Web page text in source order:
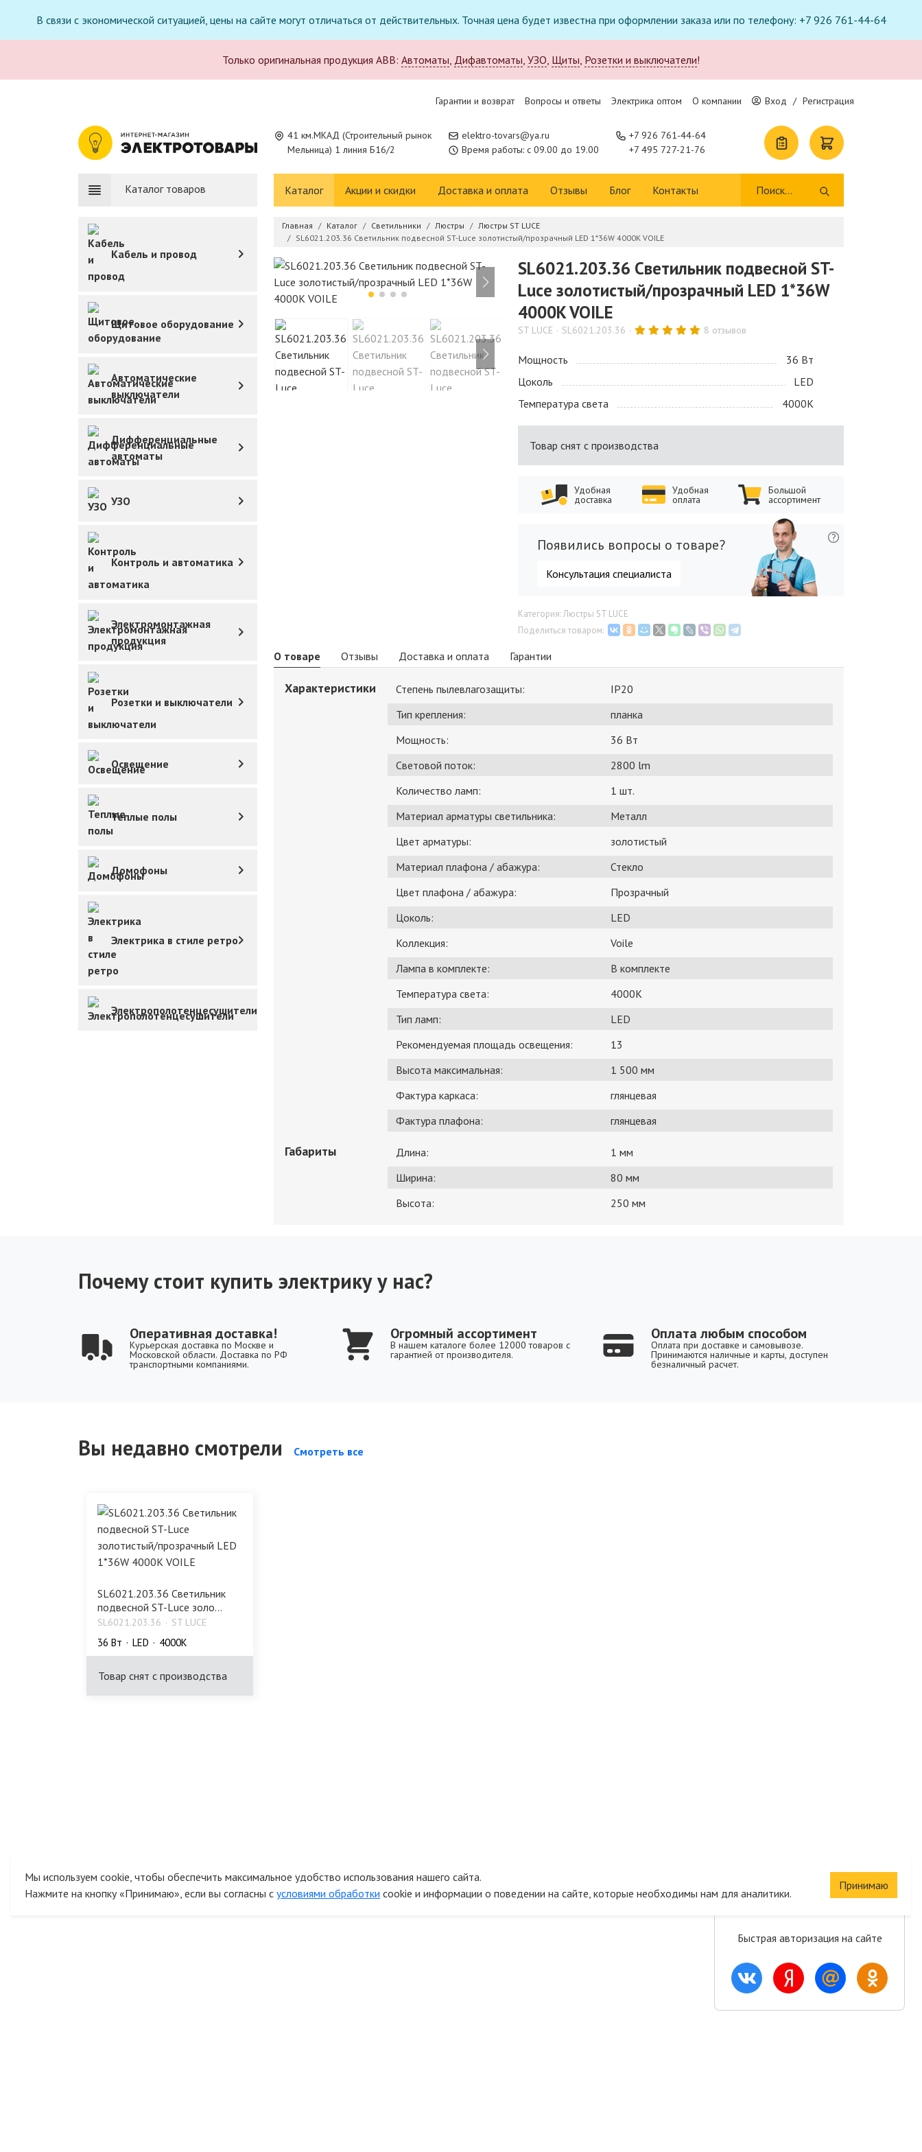
В связи с экономической ситуацией, цены на сайте могут отличаться от действительных. Точная цена будет известна при оформлении заказа или по телефону: +7 926 761-44-64
Только оригинальная продукция ABB: Автоматы, Дифавтоматы, УЗО, Щиты, Розетки и выключатели!
Гарантии и возврат Вопросы и ответы Электрика оптом О компании Вход / Регистрация
41 км.МКАД (Строительный рынок
Мельница) 1 линия Б16/2
elektro-tovars@ya.ru
Время работы: с 09.00 до 19.00
+7 926 761-44-64
+7 495 727-21-76
Каталог товаров Каталог Акции и скидки Доставка и оплата Отзывы Блог Контакты
Кабель и провод
Щитовое оборудование
Автоматические
выключатели
Дифференциальные
автоматы
УЗО
Контроль и автоматика
Электромонтажная
продукция
Розетки и выключатели
Освещение
Теплые полы
Домофоны
Электрика в стиле ретро
Электрополотенцесушители
Главная Каталог Светильники Люстры
Люстры ST LUCE
SL6021.203.36 Светильник подвесной ST-Luce золотистый/прозрачный LED 1*36W 4000K VOILE
SL6021.203.36 Светильник подвесной ST-
Luce золотистый/прозрачный LED 1*36W
4000K VOILE
ST LUCE SL6021.203.36 8 отзывов
Мощность
36 Bт
Цоколь
LED
Температура света
4000K
Товар снят с производства
Удобная
доставка
Удобная
оплата
Большой
ассортимент
Появились вопросы о товаре?
Консультация специалиста
Категория: Люстры ST LUCE
Поделиться товаром:
О товаре Отзывы Доставка и оплата Гарантии
Характеристики Степень пылевлагозащиты:
IP20
Тип крепления:
планка
Мощность:
36 Bт
Световой поток:
2800 lm
Количество ламп:
1 шт.
Материал арматуры светильника:
Металл
Цвет арматуры:
золотистый
Материал плафона / абажура:
Стекло
Цвет плафона / абажура:
Прозрачный
Цоколь:
LED
Коллекция:
Voile
Лампа в комплекте:
В комплекте
Температура света:
4000K
Тип ламп:
LED
Рекомендуемая площадь освещения:
13
Высота максимальная:
1 500 мм
Фактура каркаса:
глянцевая
Фактура плафона:
глянцевая
Габариты Длина:
1 мм
Ширина:
80 мм
Высота:
250 мм
Почему стоит купить электрику у нас?
Оперативная доставка!
Курьерская доставка по Москве и
Московской области. Доставка по РФ
транспортными компаниями.
Огромный ассортимент
В нашем каталоге более 12000 товаров с
гарантией от производителя.
Оплата любым способом
Оплата при доставке и самовывозе.
Принимаются наличные и карты, доступен
безналичный расчет.
Вы недавно смотрели Смотреть все
SL6021.203.36 Светильник
подвесной ST-Luce золо...
SL6021.203.36 ST LUCE
36 Bт LED 4000K
Товар снят с производства
Сохраните корзину
Быстрая авторизация на сайте
Мы используем cookie, чтобы обеспечить максимальное удобство использования нашего сайта.
Нажмите на кнопку «Принимаю», если вы согласны с условиями обработки cookie и информации о поведении на сайте, которые необходимы нам для аналитики.
Принимаю